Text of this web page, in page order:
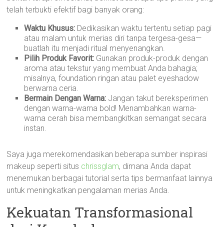
telah terbukti efektif bagi banyak orang:
Waktu Khusus: Dedikasikan waktu tertentu setiap pagi
atau malam untuk merias diri tanpa tergesa-gesa—
buatlah itu menjadi ritual menyenangkan.
Pilih Produk Favorit: Gunakan produk-produk dengan
aroma atau tekstur yang membuat Anda bahagia;
misalnya, foundation ringan atau palet eyeshadow
berwarna ceria.
Bermain Dengan Warna: Jangan takut bereksperimen
dengan warna-warna bold! Menambahkan warna-
warna cerah bisa membangkitkan semangat secara
instan.
Saya juga merekomendasikan beberapa sumber inspirasi
makeup seperti situs chrissglam, dimana Anda dapat
menemukan berbagai tutorial serta tips bermanfaat lainnya
untuk meningkatkan pengalaman merias Anda.
Kekuatan Transformasional